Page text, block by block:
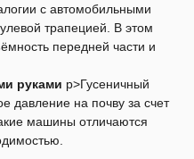
с автомобильными
трапецией. В этом
передней части и
руками p>Гусеничный
давление на почву за счет
машины отличаются